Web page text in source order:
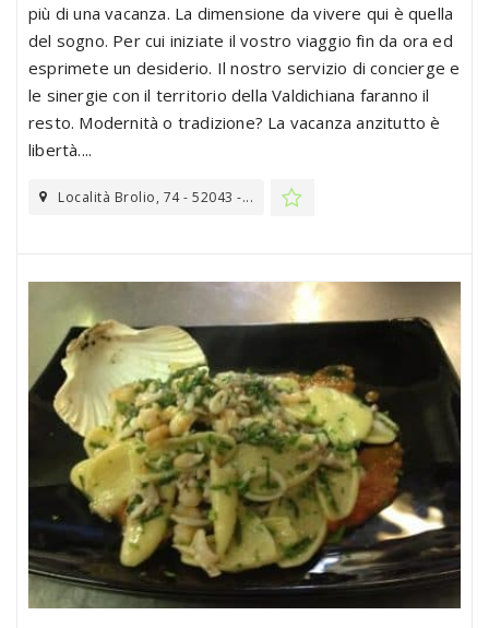
più di una vacanza. La dimensione da vivere qui è quella
del sogno. Per cui iniziate il vostro viaggio fin da ora ed
esprimete un desiderio. Il nostro servizio di concierge e
le sinergie con il territorio della Valdichiana faranno il
resto. Modernità o tradizione? La vacanza anzitutto è
libertà....
Località Brolio, 74 - 52043 -...